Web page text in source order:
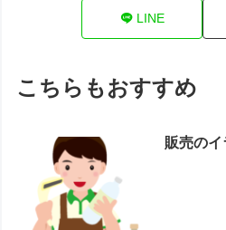
LINE
こちらもおすすめ
販売の